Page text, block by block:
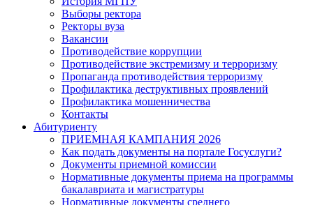
Выборы ректора
Ректоры вуза
Вакансии
Противодействие коррупции
Противодействие экстремизму и терроризму
Пропаганда противодействия терроризму
Профилактика деструктивных проявлений
Профилактика мошенничества
Контакты
Абитуриенту
ПРИЕМНАЯ КАМПАНИЯ 2026
Как подать документы на портале Госуслуги?
Документы приемной комиссии
Нормативные документы приема на программы
бакалавриата и магистратуры
Нормативные документы среднего